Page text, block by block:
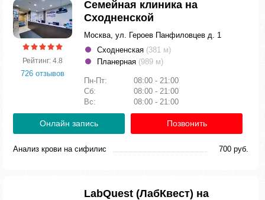
Рейтинг: 4.8
726 отзывов
Семейная клиника на
Сходненской
Москва, ул. Героев Панфиловцев д. 1
Сходненская (381 м)
Планерная (989 м)
Пн-Пт:
08:00 - 21:00
Сб:
08:00 - 21:00
Вс:
08:00 - 21:00
Онлайн запись Позвонить
Анализ крови на сифилис 700 руб.
LabQuest (ЛабКвест) на